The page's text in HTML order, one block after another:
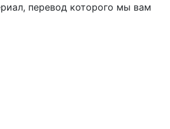
перевод которого мы вам